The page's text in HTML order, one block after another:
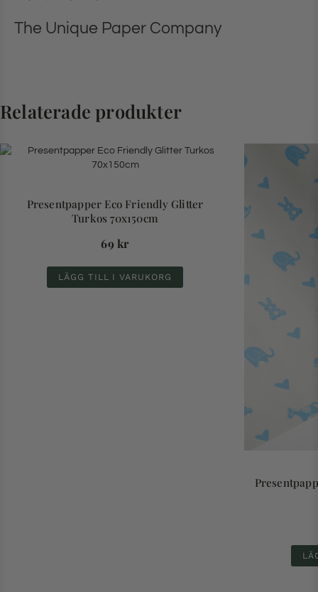
The Unique Paper Company
Relaterade produkter
Presentpapper Eco Friendly Glitter
Turkos 70x150cm
69 kr
LÄGG TILL I VARUKORG